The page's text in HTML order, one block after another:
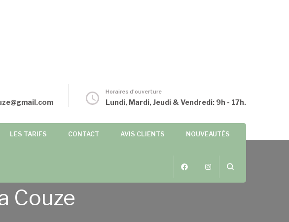
Horaires d'ouverture
Lundi, Mardi, Jeudi & Vendredi: 9h - 17h.
LES TARIFS CONTACT AVIS CLIENTS
NOUVEAUTÉS
Couze